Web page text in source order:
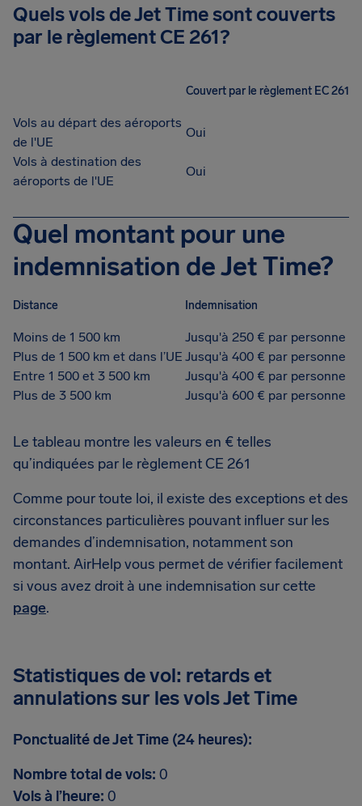
Quels vols de Jet Time sont couverts
par le règlement CE 261?
Couvert par le règlement EC 261
Vols au départ des aéroports
de l'UE
Oui
Vols à destination des
aéroports de l'UE
Oui
Quel montant pour une
indemnisation de Jet Time?
Distance Indemnisation
Moins de 1 500 km
Jusqu'à 250 € par personne
Plus de 1 500 km et dans l’UE Jusqu'à 400 € par personne
Entre 1 500 et 3 500 km
Jusqu'à 400 € par personne
Plus de 3 500 km
Jusqu'à 600 € par personne
Le tableau montre les valeurs en € telles
qu’indiquées par le règlement CE 261
Comme pour toute loi, il existe des exceptions et des
circonstances particulières pouvant influer sur les
demandes d’indemnisation, notamment son
montant. AirHelp vous permet de vérifier facilement
si vous avez droit à une indemnisation sur cette
page.
Statistiques de vol: retards et
annulations sur les vols Jet Time
Ponctualité de Jet Time (24 heures):
Nombre total de vols: 0
Vols à l’heure: 0